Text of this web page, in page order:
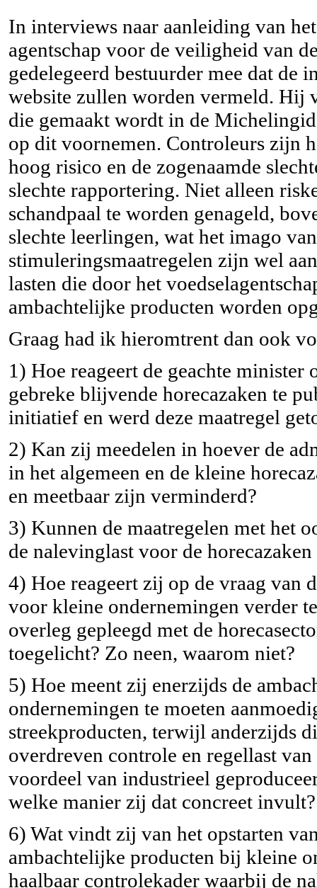
In interviews naar aanleiding van
agentschap voor de veiligheid van
gedelegeerd bestuurder mee dat de
website zullen worden vermeld. Hij
die gemaakt wordt in de
op dit voornemen. Controleurs zijn
hoog risico en de zogenaamde
slechte rapportering. Niet alleen
schandpaal te worden genageld,
slechte leerlingen, wat het imago
stimuleringsmaatregelen zijn wel
lasten die door het
ambachtelijke producten worden
Graag had ik hieromtrent dan ook
1) Hoe reageert de geachte
gebreke blijvende horecazaken te
initiatief en werd deze maatregel
2) Kan zij meedelen in hoever de
in het algemeen en de kleine
en meetbaar zijn verminderd?
3) Kunnen de maatregelen met het
de nalevinglast voor de
4) Hoe reageert zij op de vraag van
voor kleine ondernemingen verder
overleg gepleegd met de
toegelicht? Zo neen, waarom niet?
5) Hoe meent zij enerzijds de
ondernemingen te moeten
streekproducten, terwijl anderzijds
overdreven controle en regellast
voordeel van industrieel
welke manier zij dat concreet invult?
6) Wat vindt zij van het opstarten
ambachtelijke producten bij kleine
haalbaar controlekader waarbij de